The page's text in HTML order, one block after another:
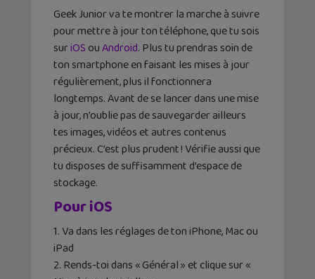
Geek Junior va te montrer la marche à suivre
pour mettre à jour ton téléphone, que tu sois
suriOS ouAndroid. Plus tu prendras soin de
ton smartphone en faisant les mises à jour
régulièrement, plus il fonctionnera
longtemps. Avant de se lancer dans une mise
à jour, n’oublie pas de sauvegarder ailleurs
tes images, vidéos et autres contenus
précieux. C’est plus prudent ! Vérifie aussi que
tu disposes de suffisamment d’espace de
stockage.
Pour iOS
1. Va dans les réglages de ton iPhone, Mac ou
iPad
2. Rends-toi dans « Général » et clique sur «